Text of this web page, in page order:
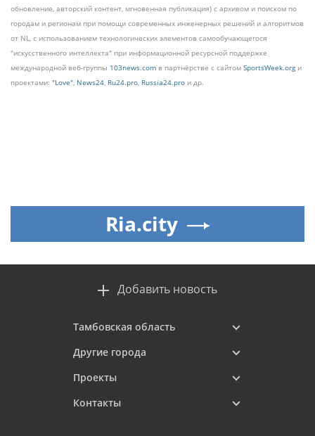
обновление, авторский контент, мгновенная публикация) с архивом и поиском по
городам и регионам при помощи современных инженерных решений и алгоритмов
от NL, с использованием технологических элементов самообучающегося
"искусственного интеллекта" при информационной ресурсной поддержке
международной веб-группы 103news.com в партнёрстве с сайтом SportsWeek.orgи
проектами: "Love", News24, Ru24.pro, Russia24.pro и др.
Ria.city
Добавить новость
Тамбовская область
Другие города
Проекты
Контакты